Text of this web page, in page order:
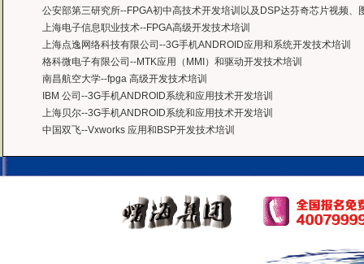
公安部第三研究所--FPGA初中高技术开发培训以及DSP达芬奇芯片视频、
上海电子信息职业技术--FPGA高级开发技术培训
上海点逸网络科技有限公司--3G手机ANDROID应用和系统开发技术培训
格科微电子有限公司--MTK应用（MMI）和驱动开发技术培训
南昌航空大学--fpga 高级开发技术培训
IBM 公司--3G手机ANDROID系统和应用技术开发培训
上海贝尔--3G手机ANDROID系统和应用技术开发培训
中国双飞--Vxworks 应用和BSP开发技术培训